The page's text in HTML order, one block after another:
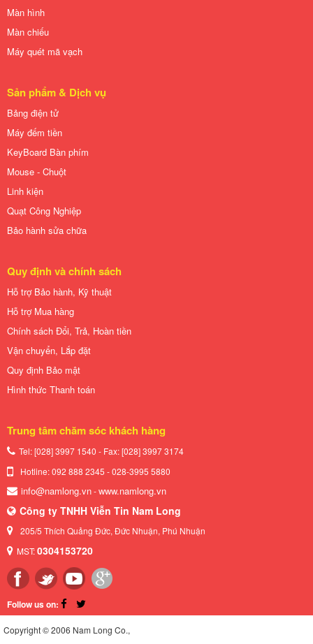
Màn hình
Màn chiếu
Máy quét mã vạch
Sản phẩm & Dịch vụ
Bảng điện tử
Máy đếm tiền
KeyBoard Bàn phím
Mouse - Chuột
Linh kiện
Quạt Công Nghiệp
Bảo hành sửa chữa
Quy định và chính sách
Hỗ trợ Bảo hành, Kỹ thuật
Hỗ trợ Mua hàng
Chính sách Đổi, Trả, Hoàn tiền
Vận chuyển, Lắp đặt
Quy định Bảo mật
Hình thức Thanh toán
Trung tâm chăm sóc khách hàng
Tel: [028] 3997 1540 - Fax: [028]3997 3174
Hotline: 092 888 2345 - 028-3995 5880
info@namlong.vn-www.namlong.vn
Công ty TNHH Viễn Tin Nam Long
205/5 Thích Quảng Đức, Đức Nhuận, Phú Nhuận
MST:0304153720
Follow us on:
Copyright © 2006 Nam Long Co.,